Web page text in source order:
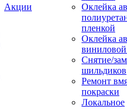
Акции
Оклейка
пленкой
Оклейка
Снятие/
шильдиков
Ремонт
покраски
Локальное